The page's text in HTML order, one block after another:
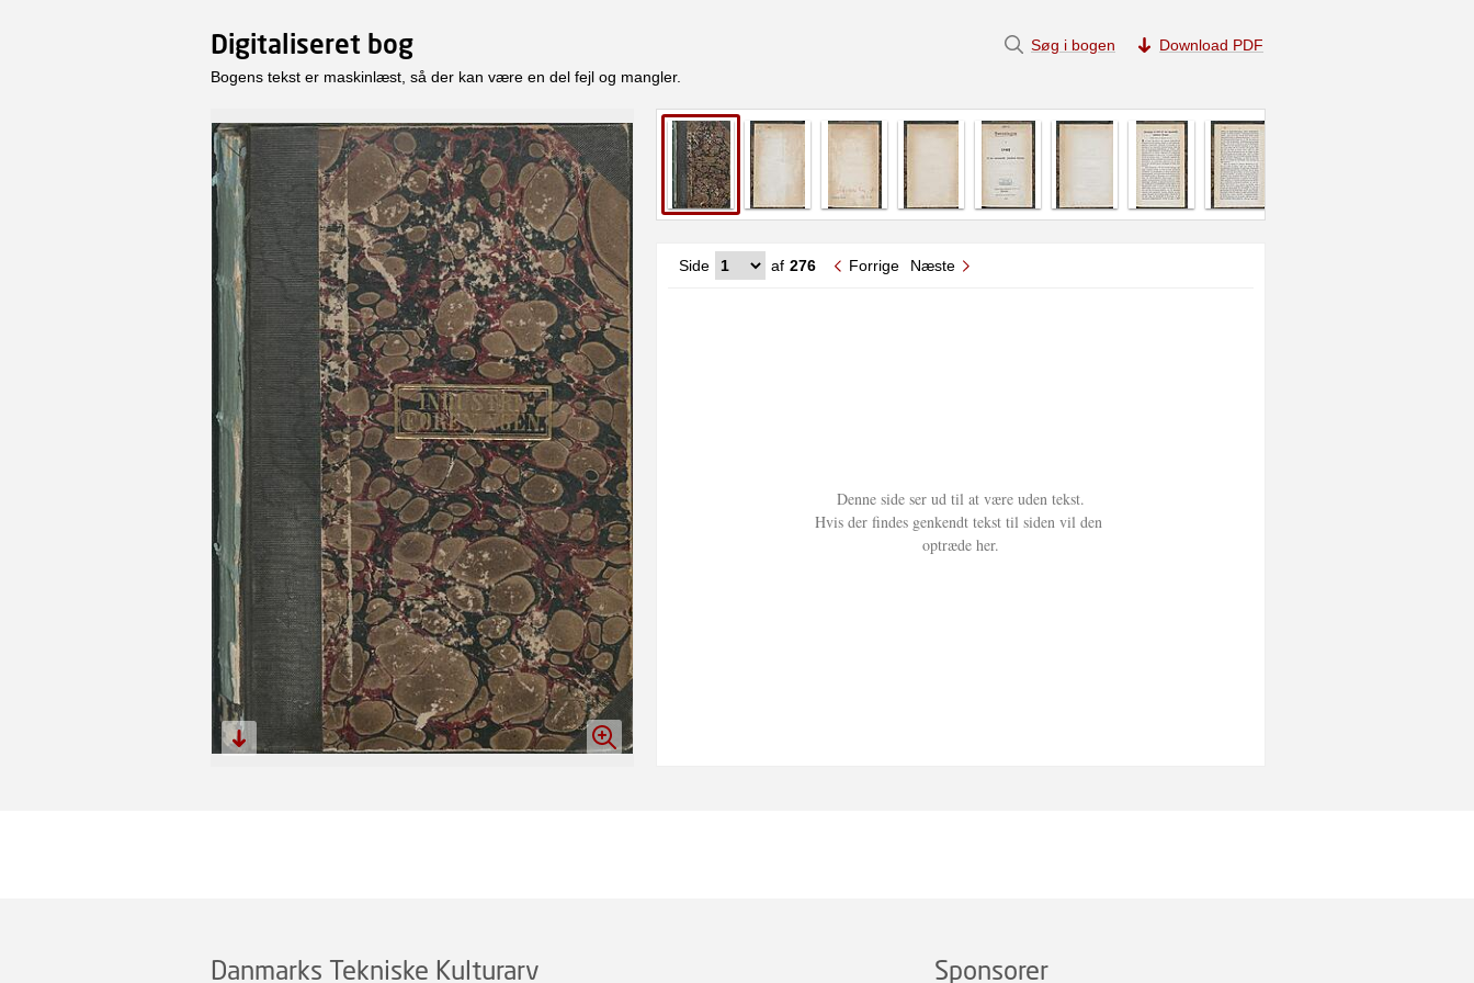
Digitaliseret bog
Bogens tekst er maskinlæst, så der kan være en del fejl og mangler.
Side af 276 Forrige Næste
Søg i bogen Download PDF
Danmarks Tekniske Kulturarv Sponsorer